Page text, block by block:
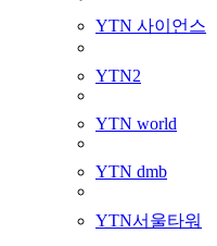
YTN 사이언스
YTN2
YTN world
YTN dmb
YTN서울타워